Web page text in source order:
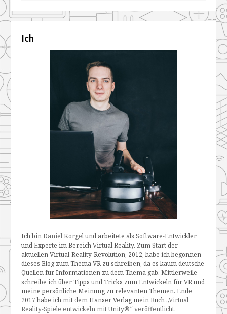
Ich
Ich binDaniel Korgelund arbeitete als Software-Entwickler
und Experte im Bereich Virtual Reality. Zum Start der
aktuellen Virtual-Reality-Revolution, 2012, habe ich begonnen
dieses Blog zum Thema VR zu schreiben, da es kaum deutsche
Quellen für Informationen zu dem Thema gab. Mittlerweile
schreibe ich über Tipps und Tricks zum Entwickeln für VR und
meine persönliche Meinung zu relevanten Themen. Ende
2017 habe ich mit dem Hanser Verlag mein Buch „Virtual
Reality-Spiele entwickeln mit Unity®“ veröffentlicht.